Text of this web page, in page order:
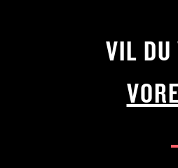
VIL DU